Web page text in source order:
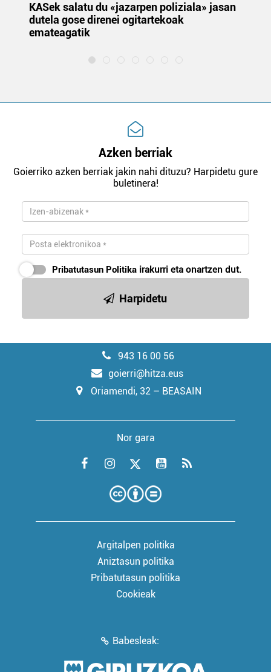
KASek salatu du «jazarpen poliziala» jasan
dutela gose direnei ogitartekoak
emateagatik
Azken berriak
Goierriko azken berriak jakin nahi dituzu? Harpidetu gure
buletinera!
Pribatutasun Politika irakurri eta onartzen dut.
Harpidetu
943 16 00 56
goierri@hitza.eus
Oriamendi, 32 – BEASAIN
Nor gara
Argitalpen politika
Aniztasun politika
Pribatutasun politika
Cookieak
Babesleak: